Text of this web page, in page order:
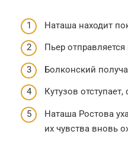
Наташа находит
Пьер
Болконский
Кутузов
Наташа Ростова
их чувства вновь